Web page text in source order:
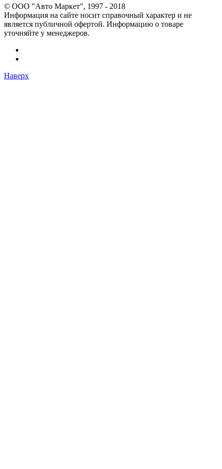
© OOO "Авто Маркет", 1997 - 2018
Информация на сайте носит справочный характер и не
является публичной офертой. Информацию о товаре
уточняйте у менеджеров.
Наверх